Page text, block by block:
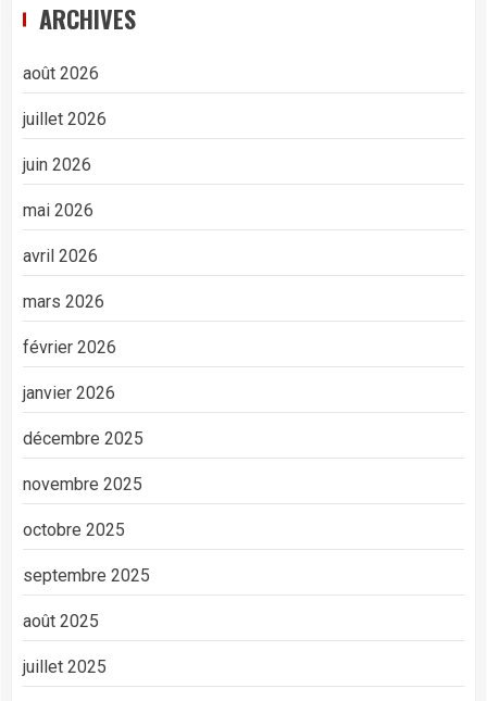
ARCHIVES
août 2026
juillet 2026
juin 2026
mai 2026
avril 2026
mars 2026
février 2026
janvier 2026
décembre 2025
novembre 2025
octobre 2025
septembre 2025
août 2025
juillet 2025